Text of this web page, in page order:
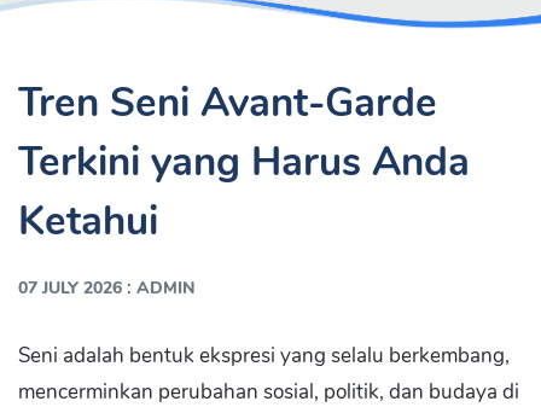
Tren Seni Avant-Garde
Terkini yang Harus Anda
Ketahui
07 JULY 2026 : ADMIN
Seni adalah bentuk ekspresi yang selalu berkembang,
mencerminkan perubahan sosial, politik, dan budaya di